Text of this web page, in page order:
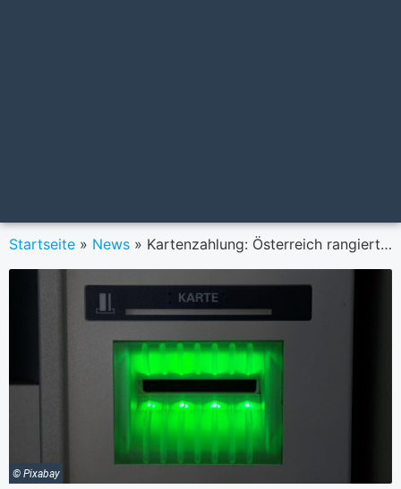
Startseite » News » Kartenzahlung: Österreich rangiert bei den Bezahlterminals auf den hintersten Plätzen in Europa
© Pixabay